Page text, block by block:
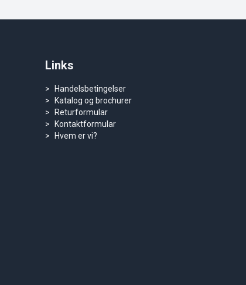
Links
Handelsbetingelser
Katalog og brochurer
Returformular
Kontaktformular
Hvem er vi?